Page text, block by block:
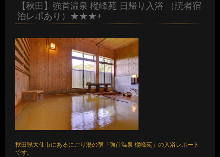
【秋田】強首温泉 樅峰苑 日帰り入浴 （読者宿
泊レポあり）★★★+
秋田県大仙市にあるにごり湯の宿「強首温泉 樅峰苑」の入浴レポート
です。